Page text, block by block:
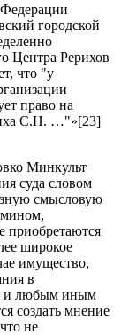
городской
Центра Рерихов
что "у
право на
С.Н. …"»[23]
Минкульт
суда словом
смысловую
приобретаются
широкое
имущество,
в
и любым иным
создать мнение
не